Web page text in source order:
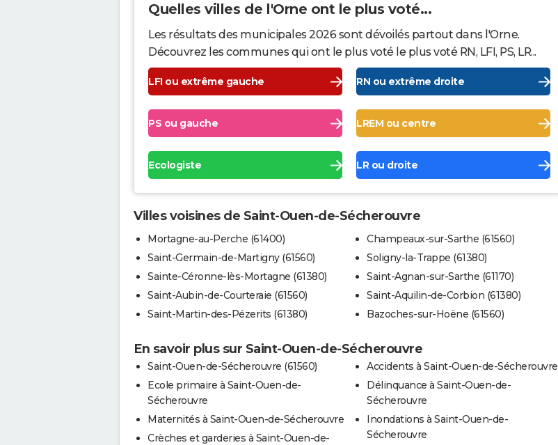
Quelles villes de l'Orne ont le plus voté...
Les résultats des municipales 2026 sont dévoilés partout dans l'Orne.
Découvrez les communes qui ont le plus voté le plus voté RN, LFI, PS, LR...
LFI ou extrême gauche RN ou extrême droite
PS ou gauche LREM ou centre
Ecologiste LR ou droite
Villes voisines de Saint-Ouen-de-Sécherouvre
Mortagne-au-Perche (61400)
Saint-Germain-de-Martigny (61560)
Sainte-Céronne-lès-Mortagne (61380)
Saint-Aubin-de-Courteraie (61560)
Saint-Martin-des-Pézerits (61380)
Champeaux-sur-Sarthe (61560)
Soligny-la-Trappe (61380)
Saint-Agnan-sur-Sarthe (61170)
Saint-Aquilin-de-Corbion (61380)
Bazoches-sur-Hoëne (61560)
En savoir plus sur Saint-Ouen-de-Sécherouvre
Saint-Ouen-de-Sécherouvre (61560)
Ecole primaire à Saint-Ouen-de-
Sécherouvre
Maternités à Saint-Ouen-de-Sécherouvre
Crèches et garderies à Saint-Ouen-de-
Accidents à Saint-Ouen-de-Sécherouvre
Délinquance à Saint-Ouen-de-
Sécherouvre
Inondations à Saint-Ouen-de-
Sécherouvre